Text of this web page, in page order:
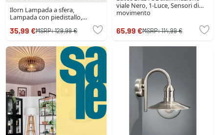
Ilorn Lampada a sfera,
Lampada con piedistallo,
Illuminazione viale LED Bianco,
1-Luce, Telecomando
35,99 €MSRP:129,99 €
viale Nero, 1-Luce, Sensori di
movimento
65,99 €MSRP:114,99 €